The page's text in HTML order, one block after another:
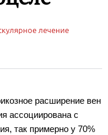
лечение
расширение вен
ассоциирована с
так примерно у 70%